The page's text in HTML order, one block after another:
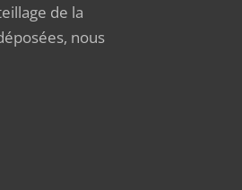
de la
nous